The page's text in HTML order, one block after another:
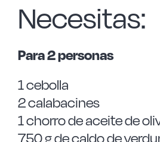
Necesitas:
Para 2 personas
1 cebolla
2 calabacines
1 chorro de aceite de
750 g de caldo de